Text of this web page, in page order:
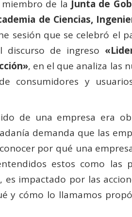
de la Junta de
de Ciencias,
sesión que se celebró el
de ingreso
, en el que analiza las
consumidores y
de una empresa era
demanda que las
por qué una
estos como las
impactado por las
y cómo lo llamamos